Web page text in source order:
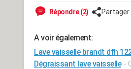
Répondre (2) Partager
A voir également:
Lave vaisselle brandt dfh
Dégraissant lave vaisselle -